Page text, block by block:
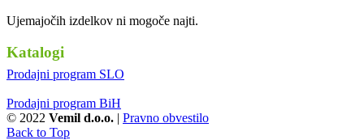
Ujemajočih izdelkov ni mogoče najti.
Katalogi
Prodajni program SLO
Prodajni program BiH
© 2022 Vemil d.o.o. | Pravno obvestilo
Back to Top